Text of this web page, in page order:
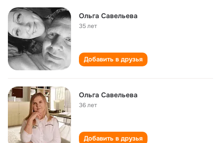
Ольга Савельева
35 лет
Добавить в друзья
Ольга Савельева
36 лет
Добавить в друзья